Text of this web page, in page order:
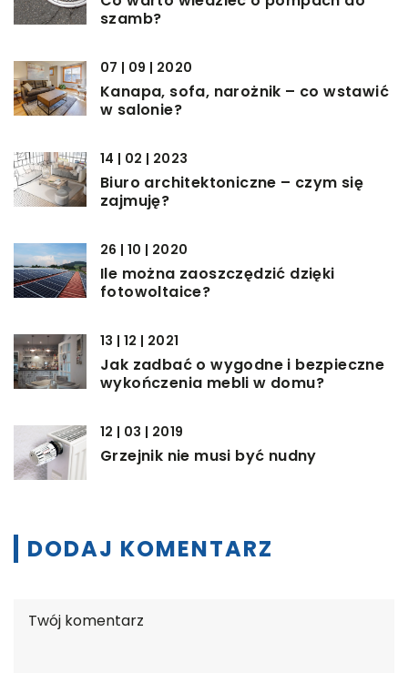
szamb?
07 | 09 | 2020
Kanapa, sofa, narożnik – co wstawić
w salonie?
14 | 02 | 2023
Biuro architektoniczne – czym się
zajmuję?
26 | 10 | 2020
Ile można zaoszczędzić dzięki
fotowoltaice?
13 | 12 | 2021
Jak zadbać o wygodne i bezpieczne
wykończenia mebli w domu?
12 | 03 | 2019
Grzejnik nie musi być nudny
DODAJ KOMENTARZ